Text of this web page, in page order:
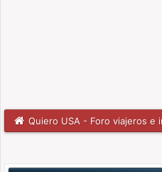
Quiero USA - Foro viajeros e